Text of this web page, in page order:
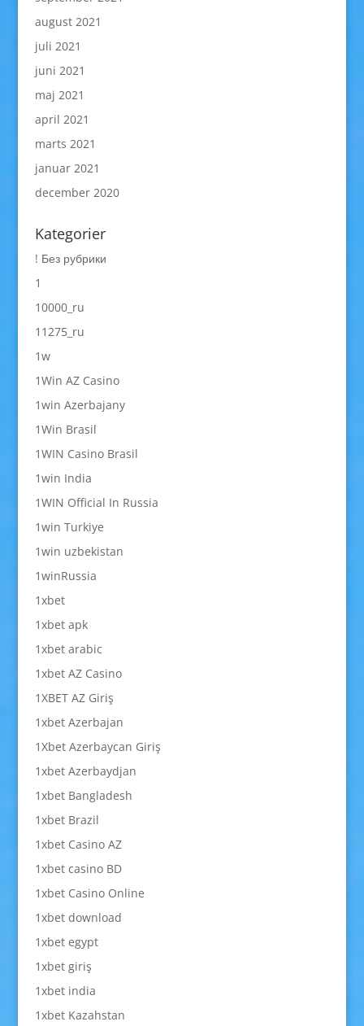
august 2021
juli 2021
juni 2021
maj 2021
april 2021
marts 2021
januar 2021
december 2020
Kategorier
! Без рубрики
1
10000_ru
11275_ru
1w
1Win AZ Casino
1win Azerbajany
1Win Brasil
1WIN Casino Brasil
1win India
1WIN Official In Russia
1win Turkiye
1win uzbekistan
1winRussia
1xbet
1xbet apk
1xbet arabic
1xbet AZ Casino
1XBET AZ Giriş
1xbet Azerbajan
1Xbet Azerbaycan Giriş
1xbet Azerbaydjan
1xbet Bangladesh
1xbet Brazil
1xbet Casino AZ
1xbet casino BD
1xbet Casino Online
1xbet download
1xbet egypt
1xbet giriş
1xbet india
1xbet Kazahstan